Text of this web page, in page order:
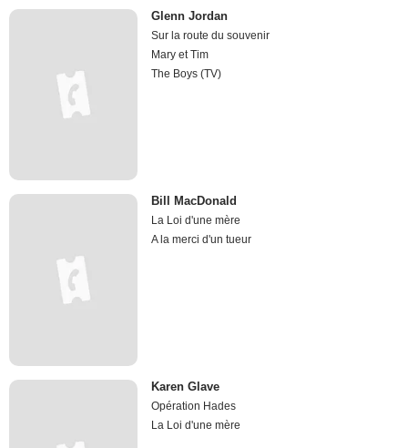
Glenn Jordan
Sur la route du souvenir
Mary et Tim
The Boys (TV)
Bill MacDonald
La Loi d'une mère
A la merci d'un tueur
Karen Glave
Opération Hades
La Loi d'une mère